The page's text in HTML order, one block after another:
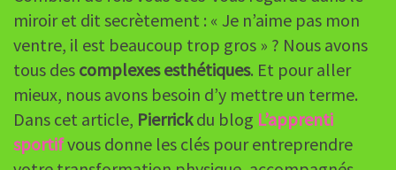
miroir et dit secrètement : « Je n’aime pas mon
ventre, il est beaucoup trop gros » ? Nous avons
tous des complexes esthétiques. Et pour aller
mieux, nous avons besoin d’y mettre un terme.
Dans cet article, Pierrickdu blog L’apprenti
sportifvous donne les clés pour entreprendre